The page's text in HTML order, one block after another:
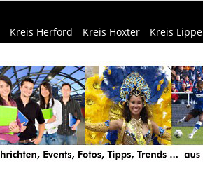
Kreis Herford Kreis Höxter Kreis Lippe